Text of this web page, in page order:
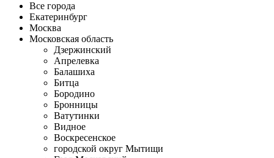
Все города
Екатеринбург
Москва
Московская область
Дзержинский
Апрелевка
Балашиха
Битца
Бородино
Бронницы
Ватутинки
Видное
Воскресенское
городской округ Мытищи